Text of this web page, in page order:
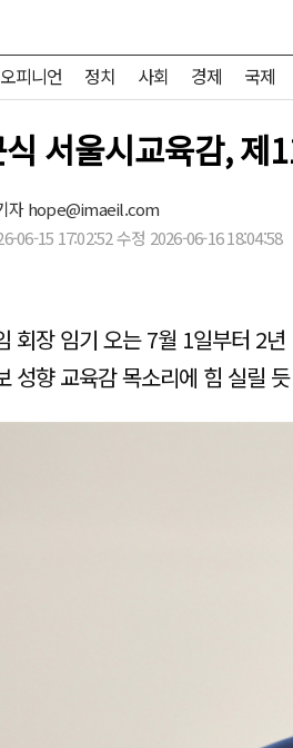
오피니언 정치 사회 경제 국제
서울시교육감, 제
자hope@imaeil.com
06-15 17:02:52 수정 2026-06-16 18:04:58
회장 임기 오는 7월 1일부터 2년
성향 교육감 목소리에 힘 실릴 듯